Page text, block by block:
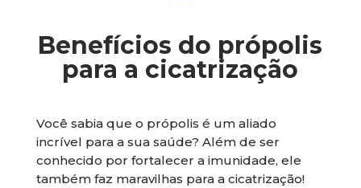
Benefícios do própolis
para a cicatrização
Você sabia que o própolis é um aliado
incrível para a sua saúde? Além de ser
conhecido por fortalecer a imunidade, ele
também faz maravilhas para a cicatrização!